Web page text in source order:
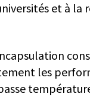
et à la
les